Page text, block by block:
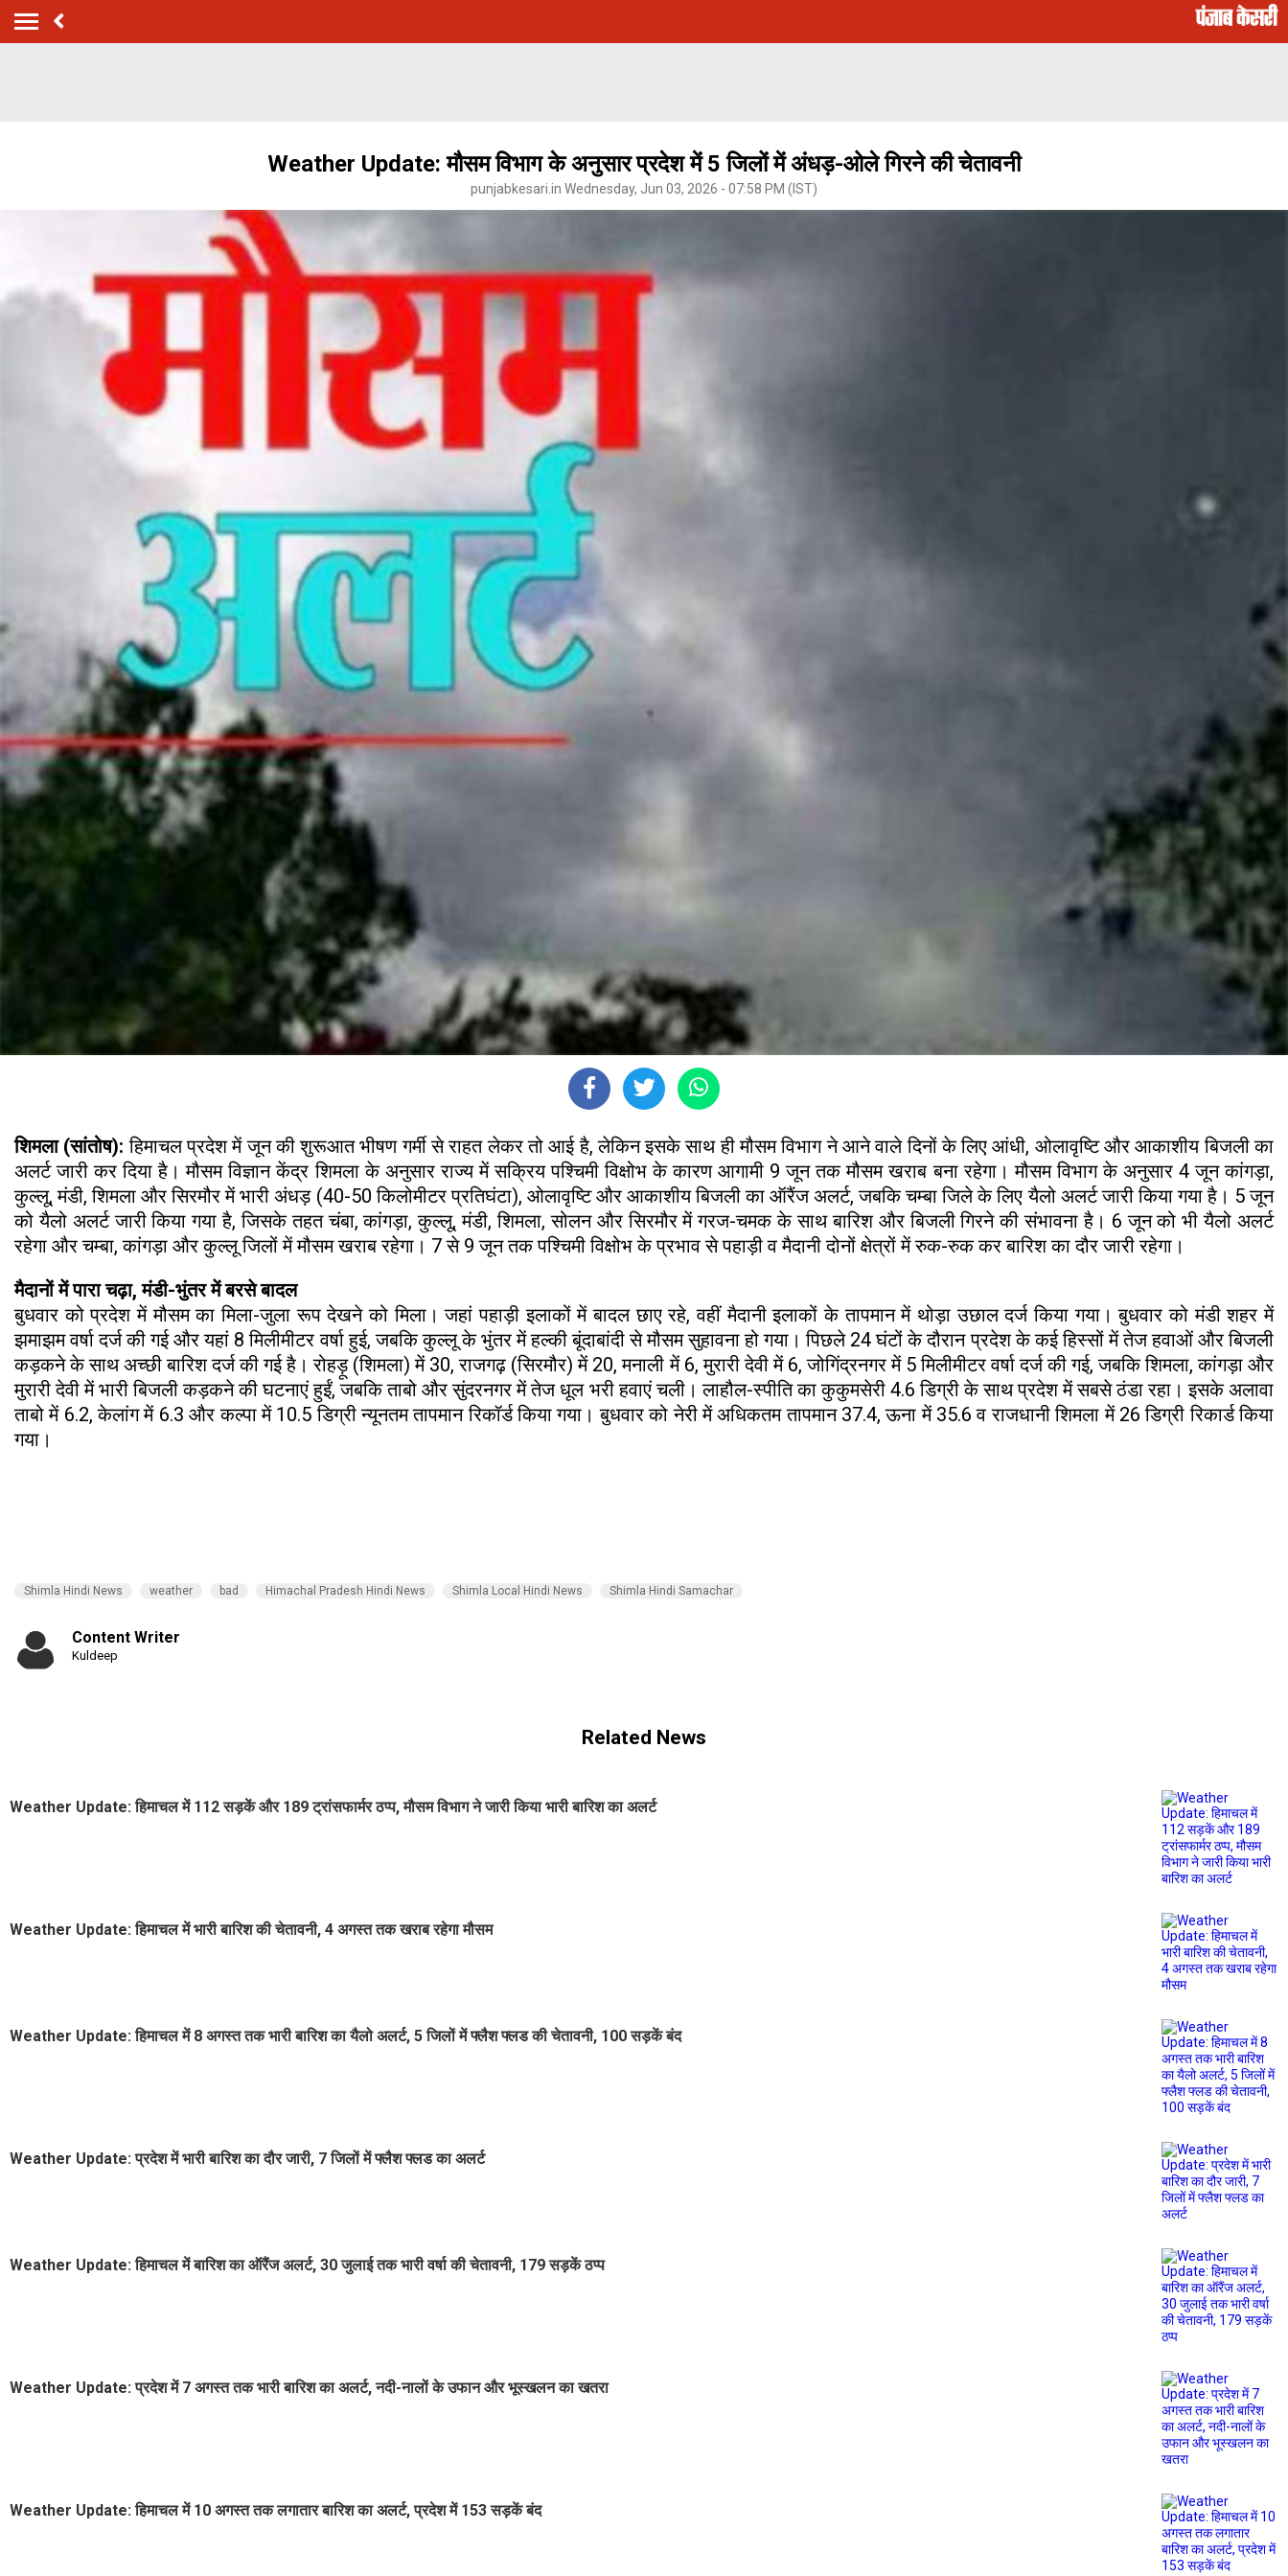
Weather Update: मौसम विभाग के अनुसार प्रदेश में 5 जिलों में अंधड़-ओले गिरने की चेतावनी
punjabkesari.in Wednesday, Jun 03, 2026 - 07:58 PM (IST)
शिमला (सांतोष):हिमाचल प्रदेश में जून की शुरूआत भीषण गर्मी से राहत लेकर तो आई है, लेकिन इसके साथ ही मौसम विभाग ने आने वाले दिनों के लिए आंधी, ओलावृष्टि और आकाशीय बिजली का
अलर्ट जारी कर दिया है। मौसम विज्ञान केंद्र शिमला के अनुसार राज्य में सक्रिय पश्चिमी विक्षोभ के कारण आगामी 9 जून तक मौसम खराब बना रहेगा। मौसम विभाग के अनुसार 4 जून कांगड़ा,
कुल्लू, मंडी, शिमला और सिरमौर में भारी अंधड़ (40-50 किलोमीटर प्रतिघंटा), ओलावृष्टि और आकाशीय बिजली का ऑरैंज अलर्ट, जबकि चम्बा जिले के लिए यैलो अलर्ट जारी किया गया है। 5 जून
को यैलो अलर्ट जारी किया गया है, जिसके तहत चंबा, कांगड़ा, कुल्लू, मंडी, शिमला, सोलन और सिरमौर में गरज-चमक के साथ बारिश और बिजली गिरने की संभावना है। 6 जून को भी यैलो अलर्ट
रहेगा और चम्बा, कांगड़ा और कुल्लू जिलों में मौसम खराब रहेगा। 7 से 9 जून तक पश्चिमी विक्षोभ के प्रभाव से पहाड़ी व मैदानी दोनों क्षेत्रों में रुक-रुक कर बारिश का दौर जारी रहेगा।
मैदानों में पारा चढ़ा, मंडी-भुंतर में बरसे बादल
बुधवार को प्रदेश में मौसम का मिला-जुला रूप देखने को मिला। जहां पहाड़ी इलाकों में बादल छाए रहे, वहीं मैदानी इलाकों के तापमान में थोड़ा उछाल दर्ज किया गया। बुधवार को मंडी शहर में
झमाझम वर्षा दर्ज की गई और यहां 8 मिलीमीटर वर्षा हुई, जबकि कुल्लू के भुंतर में हल्की बूंदाबांदी से मौसम सुहावना हो गया। पिछले 24 घंटों के दौरान प्रदेश के कई हिस्सों में तेज हवाओं और बिजली
कड़कने के साथ अच्छी बारिश दर्ज की गई है। रोहड़ू (शिमला) में 30, राजगढ़ (सिरमौर) में 20, मनाली में 6, मुरारी देवी में 6, जोगिंद्रनगर में 5 मिलीमीटर वर्षा दर्ज की गई, जबकि शिमला, कांगड़ा और
मुरारी देवी में भारी बिजली कड़कने की घटनाएं हुईं, जबकि ताबो और सुंदरनगर में तेज धूल भरी हवाएं चली। लाहौल-स्पीति का कुकुमसेरी 4.6 डिग्री के साथ प्रदेश में सबसे ठंडा रहा। इसके अलावा
ताबो में 6.2, केलांग में 6.3 और कल्पा में 10.5 डिग्री न्यूनतम तापमान रिकॉर्ड किया गया। बुधवार को नेरी में अधिकतम तापमान 37.4, ऊना में 35.6 व राजधानी शिमला में 26 डिग्री रिकार्ड किया
गया।
Shimla Hindi News weather bad Himachal Pradesh Hindi News Shimla Local Hindi News Shimla Hindi Samachar
Content Writer
Kuldeep
Related News
Weather Update: हिमाचल में 112 सड़कें और 189 ट्रांसफार्मर ठप्प, मौसम विभाग ने जारी किया भारी बारिश का अलर्ट
Weather Update: हिमाचल में भारी बारिश की चेतावनी, 4 अगस्त तक खराब रहेगा मौसम
Weather Update: हिमाचल में 8 अगस्त तक भारी बारिश का यैलो अलर्ट, 5 जिलों में फ्लैश फ्लड की चेतावनी, 100 सड़कें बंद
Weather Update: प्रदेश में भारी बारिश का दौर जारी, 7 जिलों में फ्लैश फ्लड का अलर्ट
Weather Update: हिमाचल में बारिश का ऑरैंज अलर्ट, 30 जुलाई तक भारी वर्षा की चेतावनी, 179 सड़कें ठप्प
Weather Update: प्रदेश में 7 अगस्त तक भारी बारिश का अलर्ट, नदी-नालों के उफान और भूस्खलन का खतरा
Weather Update: हिमाचल में 10 अगस्त तक लगातार बारिश का अलर्ट, प्रदेश में 153 सड़कें बंद